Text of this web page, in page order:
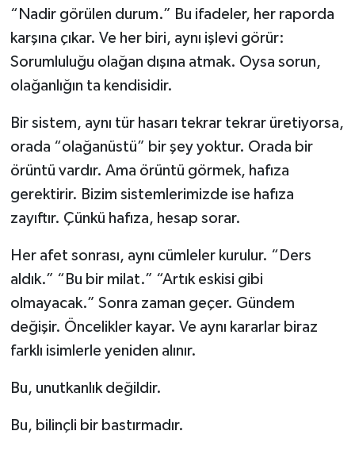
“Nadir görülen durum.” Bu ifadeler, her raporda
karşına çıkar. Ve her biri, aynı işlevi görür:
Sorumluluğu olağan dışına atmak. Oysa sorun,
olağanlığın ta kendisidir.
Bir sistem, aynı tür hasarı tekrar tekrar üretiyorsa,
orada “olağanüstü” bir şey yoktur. Orada bir
örüntü vardır. Ama örüntü görmek, hafıza
gerektirir. Bizim sistemlerimizde ise hafıza
zayıftır. Çünkü hafıza, hesap sorar.
Her afet sonrası, aynı cümleler kurulur. “Ders
aldık.” “Bu bir milat.” “Artık eskisi gibi
olmayacak.” Sonra zaman geçer. Gündem
değişir. Öncelikler kayar. Ve aynı kararlar biraz
farklı isimlerle yeniden alınır.
Bu, unutkanlık değildir.
Bu, bilinçli bir bastırmadır.